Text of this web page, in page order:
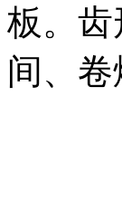
板。
间、